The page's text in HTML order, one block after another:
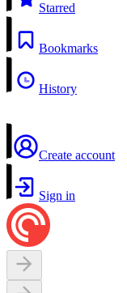
Starred
Bookmarks
History
Create account
Sign in